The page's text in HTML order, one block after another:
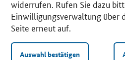
widerrufen. Rufen Sie dazu
Einwilligungsverwaltung über
Seite erneut auf.
Auswahl bestätigen